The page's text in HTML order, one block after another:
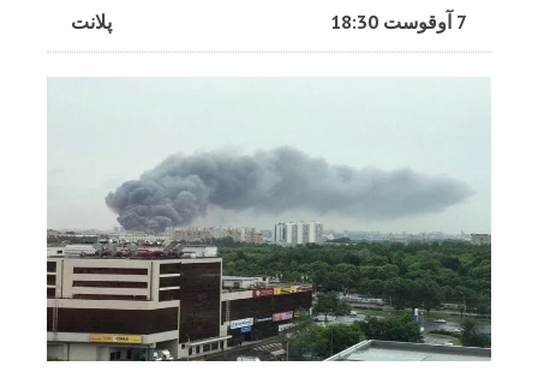
پلانت 7 آوقوست 18:30